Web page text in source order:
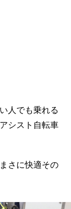
人でも乗れる
シスト自転車
さに快適その